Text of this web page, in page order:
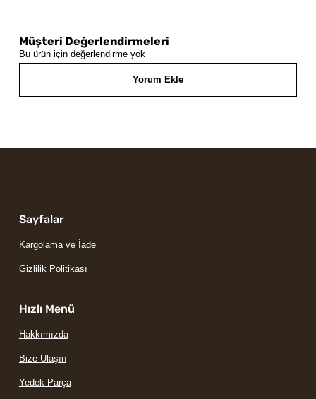
Müşteri Değerlendirmeleri
Bu ürün için değerlendirme yok
Yorum Ekle
Sayfalar
Kargolama ve İade
Gizlilik Politikası
Hızlı Menü
Hakkımızda
Bize Ulaşın
Yedek Parça